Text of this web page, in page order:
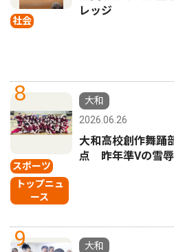
社会
レッジ
8
スポーツ
トップニュ
ース
大和
2026.06.26
大和高校創作舞
点 昨年準Vの雪
9
大和